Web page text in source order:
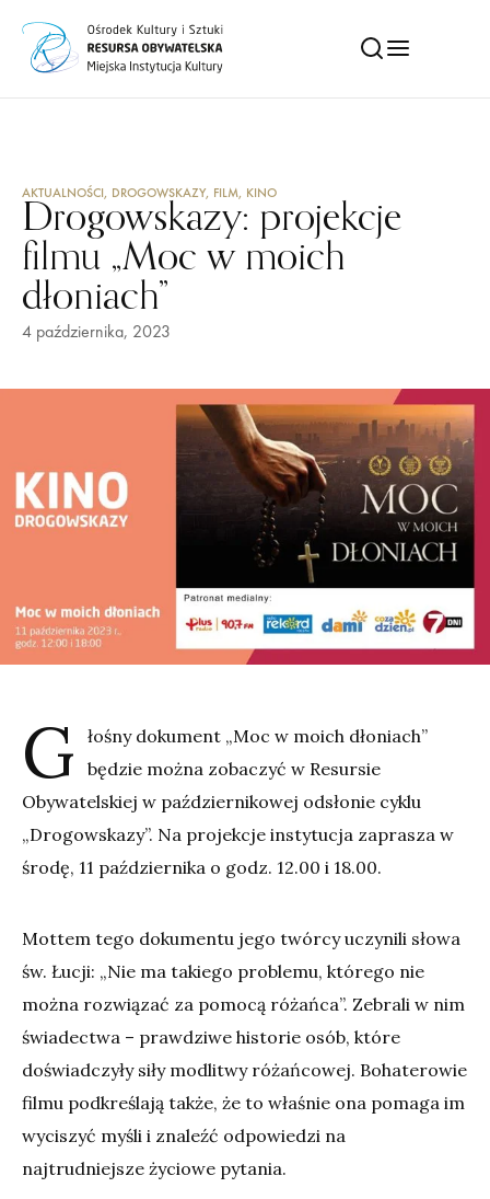
AKTUALNOŚCI, DROGOWSKAZY, FILM, KINO
Drogowskazy: projekcje
filmu „Moc w moich
dłoniach”
4 października, 2023
G
łośny dokument „Moc w moich dłoniach”
będzie można zobaczyć w Resursie
Obywatelskiej w październikowej odsłonie cyklu
„Drogowskazy”. Na projekcje instytucja zaprasza w
środę, 11 października o godz. 12.00 i 18.00.
Mottem tego dokumentu jego twórcy uczynili słowa
św. Łucji: „Nie ma takiego problemu, którego nie
można rozwiązać za pomocą różańca”. Zebrali w nim
świadectwa – prawdziwe historie osób, które
doświadczyły siły modlitwy różańcowej. Bohaterowie
filmu podkreślają także, że to właśnie ona pomaga im
wyciszyć myśli i znaleźć odpowiedzi na
najtrudniejsze życiowe pytania.